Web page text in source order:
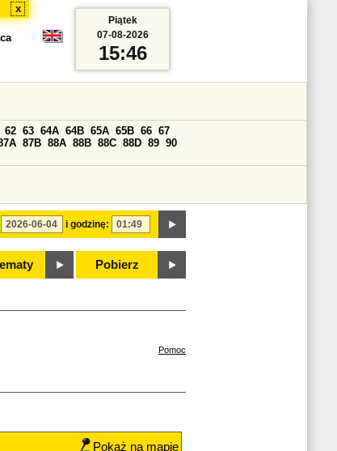
x
i godzinę:
62 63 64A 64B 65A 65B 66 67
87B 88A 88B 88C 88D 89 90
Pobierz
Piątek
07-08-2026
15:46
Pomoc
Pokaż na mapie